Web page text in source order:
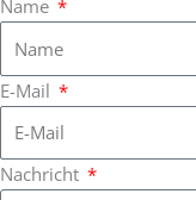
r
a
m
o
k
e
Name
E-Mail
Nachricht